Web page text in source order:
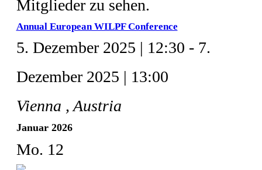
Annual European WILPF Conference
5. Dezember 2025 | 12:30 - 7.
Dezember 2025 | 13:00
Vienna , Austria
Januar 2026
Mo. 12